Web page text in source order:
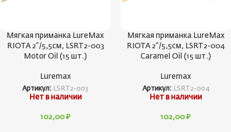
Мягкая приманка LureMax
RIOTA 2”/5,5см, LSRT2-003
Motor Oil (15 шт.)
Luremax
Артикул: LSRT2-003
Нет в наличии
102,00 ₽
Мягкая приманка LureMax
RIOTA 2”/5,5см, LSRT2-004
Caramel Oil (15 шт.)
Luremax
Артикул: LSRT2-004
Нет в наличии
102,00₽